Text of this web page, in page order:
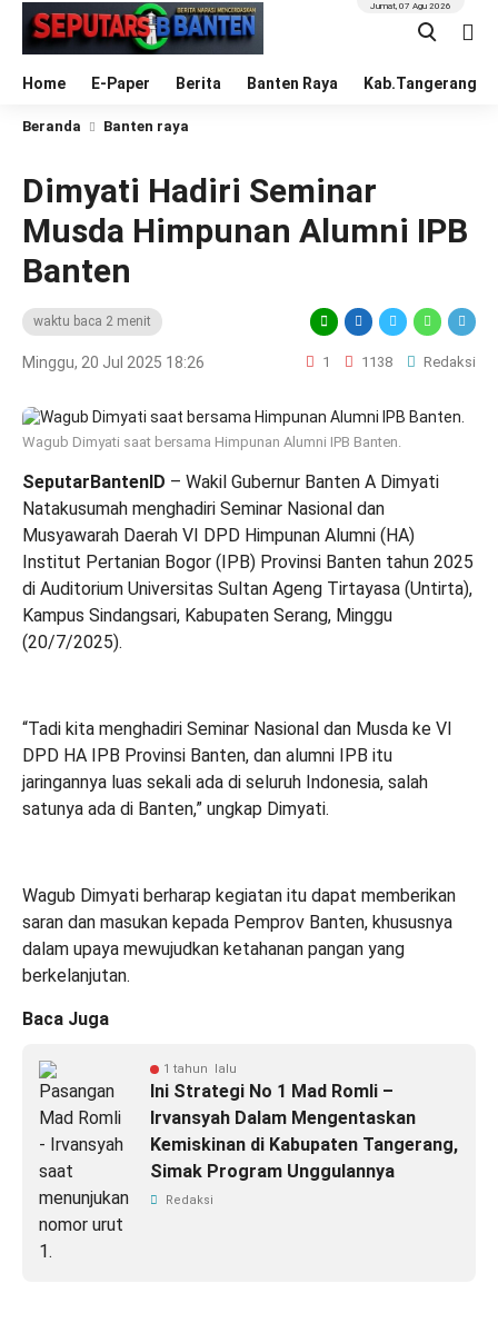
Home E-Paper Berita Banten Raya Kab.Tangerang
Jumat, 07 Agu 2026
Beranda Banten raya
Dimyati Hadiri Seminar
Musda Himpunan Alumni IPB
Banten
waktu baca 2 menit
Minggu, 20 Jul 2025 18:26 1 1138 Redaksi
Wagub Dimyati saat bersama Himpunan Alumni IPB Banten.
SeputarBantenID – Wakil Gubernur Banten A Dimyati
Natakusumah menghadiri Seminar Nasional dan
Musyawarah Daerah VI DPD Himpunan Alumni (HA)
Institut Pertanian Bogor (IPB) Provinsi Banten tahun 2025
di Auditorium Universitas Sultan Ageng Tirtayasa (Untirta),
Kampus Sindangsari, Kabupaten Serang, Minggu
(20/7/2025).
“Tadi kita menghadiri Seminar Nasional dan Musda ke VI
DPD HA IPB Provinsi Banten, dan alumni IPB itu
jaringannya luas sekali ada di seluruh Indonesia, salah
satunya ada di Banten,” ungkap Dimyati.
Wagub Dimyati berharap kegiatan itu dapat memberikan
saran dan masukan kepada Pemprov Banten, khususnya
dalam upaya mewujudkan ketahanan pangan yang
berkelanjutan.
Baca Juga
1 tahun lalu
Ini Strategi No 1 Mad Romli –
Irvansyah Dalam Mengentaskan
Kemiskinan di Kabupaten Tangerang,
Simak Program Unggulannya
Redaksi